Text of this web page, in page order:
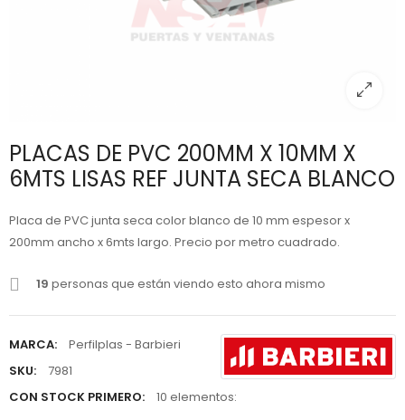
PLACAS DE PVC 200MM X 10MM X
6MTS LISAS REF JUNTA SECA BLANCO
Placa de PVC junta seca color blanco de 10 mm espesor x
200mm ancho x 6mts largo. Precio por metro cuadrado.
19 personas que están viendo esto ahora mismo
MARCA:
Perfilplas - Barbieri
SKU:
7981
CON STOCK PRIMERO:
10 elementos: